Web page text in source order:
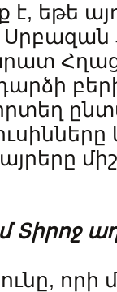
է, եթե
Տիրոջ
որի